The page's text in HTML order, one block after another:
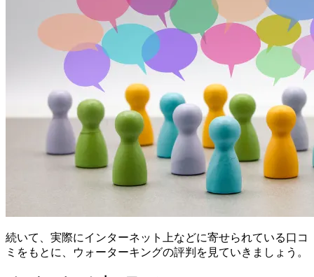
続いて、実際にインターネット上などに寄せられている口コ
ミをもとに、ウォーターキングの評判を見ていきましょう。